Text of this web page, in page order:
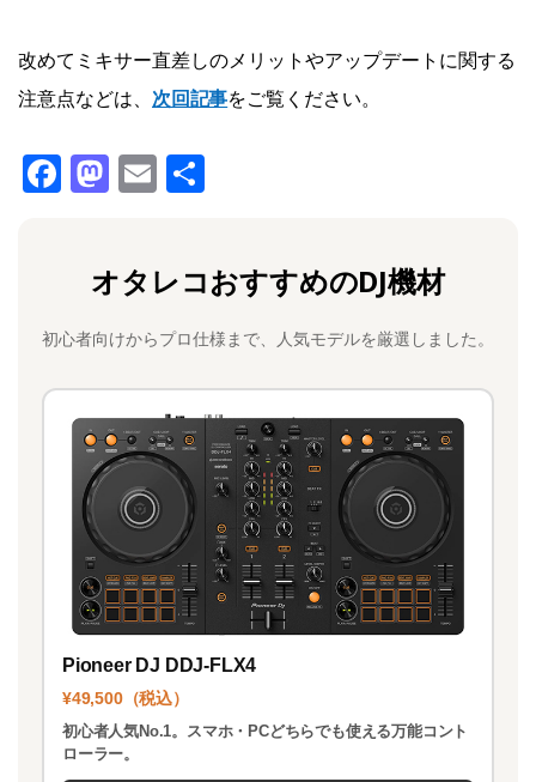
改めてミキサー直差しのメリットやアップデートに関する
注意点などは、 次回記事をご覧ください。
F
b
o
o
k
M
o
d
o
n
E
l
オタレコおすすめのDJ機材
初心者向けからプロ仕様まで、人気モデルを厳選しました。
Pioneer DJ DDJ-FLX4
¥49,500（税込）
初心者人気No.1。スマホ・PCどちらでも使える万能コント
ローラー。